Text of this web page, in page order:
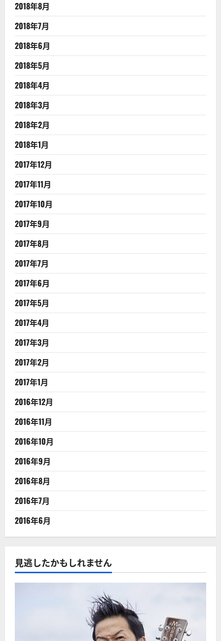
2018年8月
2018年7月
2018年6月
2018年5月
2018年4月
2018年3月
2018年2月
2018年1月
2017年12月
2017年11月
2017年10月
2017年9月
2017年8月
2017年7月
2017年6月
2017年5月
2017年4月
2017年3月
2017年2月
2017年1月
2016年12月
2016年11月
2016年10月
2016年9月
2016年8月
2016年7月
2016年6月
見逃したかもしれません